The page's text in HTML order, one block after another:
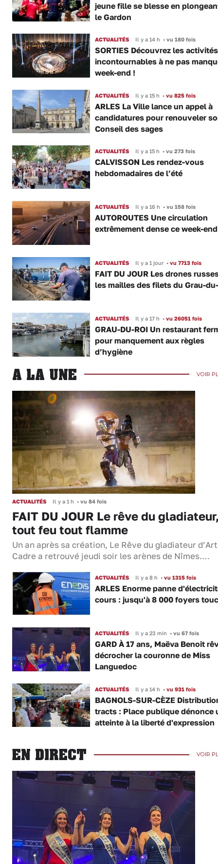
jeune fille se blesse en
le Gardon
ACTUALITÉS Il y a 14 h •vu 180 fois
SORTIES Découvrez les activités
incontournables à ne pas
week-end !
ACTUALITÉS Il y a 15 h •vu 825 fois
ARLES La Ville lance un appel à
candidatures pour renouveler
Conseil des sages
ACTUALITÉS Il y a 15 h •vu 273 fois
CALVISSON Les rendez-vous
hebdomadaires de l’été
ACTUALITÉS Il y a 16 h •vu 158 fois
AUTOROUTES Une circulation
extrêmement dense ce week-end
ACTUALITÉS Il y a 1 jour •vu 7713 fois
FAIT DU JOUR Les drones
les mailles des filets du Grau-
ACTUALITÉS Il y a 17 h •vu 26051 fois
GRAU-DU-ROI Un restaurant
pour manquement aux règles
d’hygiène
A LA UNE VOIR
ACTUALITÉS Il y a 1 h • vu 84 fois
FAIT DU JOUR Le rêve du
tout feu tout flamme
Un an après sa création, Le Rêve du gladiateur
Cadre a retrouvé jeudi soir les arènes de Nîmes.…
ACTUALITÉS Il y a 8 h •vu 1315 fois
ARLES Enorme panne
cours : jusqu'à 8 000 foyers
ACTUALITÉS Il y a 23 min •vu 67 fois
GARD À 17 ans, Maëva Benoit
décrocher la couronne de Miss
Languedoc
ACTUALITÉS Il y a 14 h •vu 931 fois
BAGNOLS-SUR-CÈZE
tracts : Place publique dénonce
atteinte à la liberté d'expression
EN DIRECT VOIR